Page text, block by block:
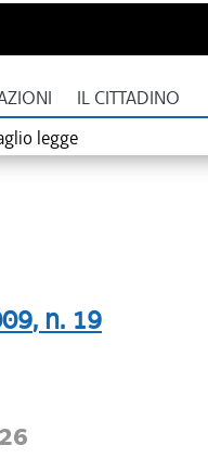
IL CITTADINO
legge
, n. 19